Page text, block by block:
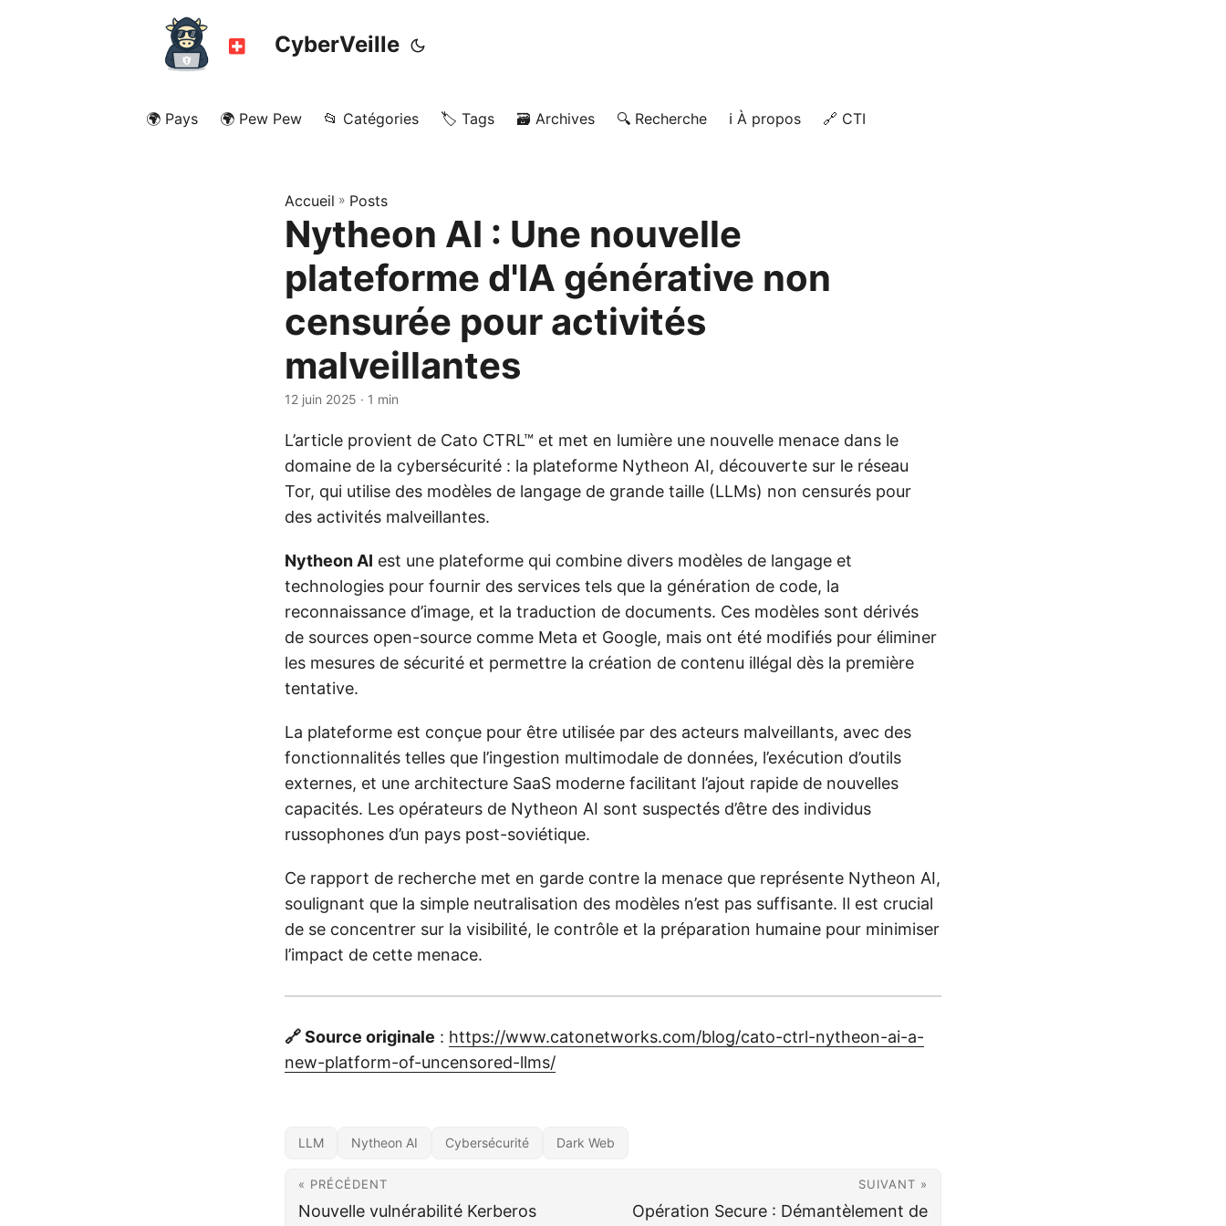
CyberVeille
🌍 Pays 🌍 Pew Pew 📂 Catégories 🏷️ Tags 🗃️ Archives 🔍 Recherche ℹ️ À propos 🔗 CTI
Accueil » Posts
Nytheon AI : Une nouvelle
plateforme d'IA générative non
censurée pour activités
malveillantes
12 juin 2025 · 1 min
L’article provient de Cato CTRL™ et met en lumière une nouvelle menace dans le
domaine de la cybersécurité : la plateforme Nytheon AI, découverte sur le réseau
Tor, qui utilise des modèles de langage de grande taille (LLMs) non censurés pour
des activités malveillantes.
Nytheon AI est une plateforme qui combine divers modèles de langage et
technologies pour fournir des services tels que la génération de code, la
reconnaissance d’image, et la traduction de documents. Ces modèles sont dérivés
de sources open-source comme Meta et Google, mais ont été modifiés pour éliminer
les mesures de sécurité et permettre la création de contenu illégal dès la première
tentative.
La plateforme est conçue pour être utilisée par des acteurs malveillants, avec des
fonctionnalités telles que l’ingestion multimodale de données, l’exécution d’outils
externes, et une architecture SaaS moderne facilitant l’ajout rapide de nouvelles
capacités. Les opérateurs de Nytheon AI sont suspectés d’être des individus
russophones d’un pays post-soviétique.
Ce rapport de recherche met en garde contre la menace que représente Nytheon AI,
soulignant que la simple neutralisation des modèles n’est pas suffisante. Il est crucial
de se concentrer sur la visibilité, le contrôle et la préparation humaine pour minimiser
l’impact de cette menace.
🔗 Source originale : https://www.catonetworks.com/blog/cato-ctrl-nytheon-ai-a-
new-platform-of-uncensored-llms/
LLM Nytheon AI Cybersécurité Dark Web
« PRÉCÉDENT
Nouvelle vulnérabilité Kerberos
SUIVANT »
Opération Secure : Démantèlement de